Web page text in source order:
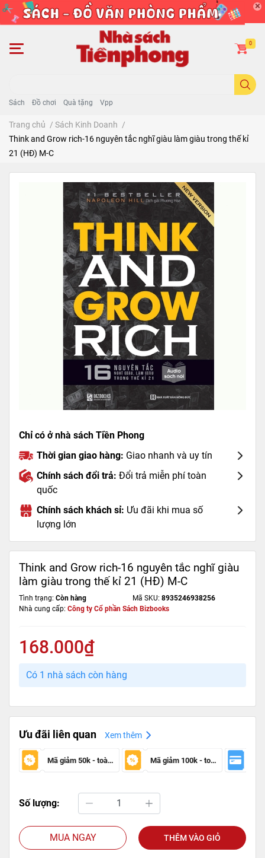
Sách Đồ chơi Quà tặng Vpp
0
Trang chủ / Sách Kinh Doanh /
Think and Grow rich-16 nguyên tắc nghĩ giàu làm giàu trong thế kỉ
21 (HĐ) M-C
Chỉ có ở nhà sách Tiền Phong
Thời gian giao hàng: Giao nhanh và uy tín
Chính sách đổi trả: Đổi trả miễn phí toàn
quốc
Chính sách khách sỉ: Ưu đãi khi mua số
lượng lớn
Think and Grow rich-16 nguyên tắc nghĩ giàu
làm giàu trong thế kỉ 21 (HĐ) M-C
Tình trạng: Còn hàng Mã SKU: 8935246938256
Nhà cung cấp: Công ty Cổ phần Sách Bizbooks
168.000₫
Có 1 nhà sách còn hàng
Ưu đãi liên quan Xem thêm
Mã giảm 50k - toàn sàn Mã giảm 100k - toàn sàn
Số lượng:
MUA NGAY THÊM VÀO GIỎ